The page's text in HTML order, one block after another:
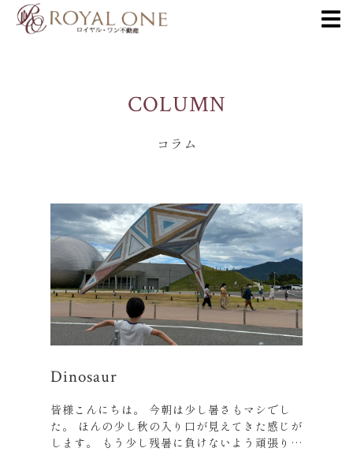
COLUMN
コラム
Dinosaur
皆様こんにちは。 今朝は少し暑さもマシでし
た。 ほんの少し秋の入り口が見えてきた感じが
します。 もう少し残暑に負けないよう頑張りま